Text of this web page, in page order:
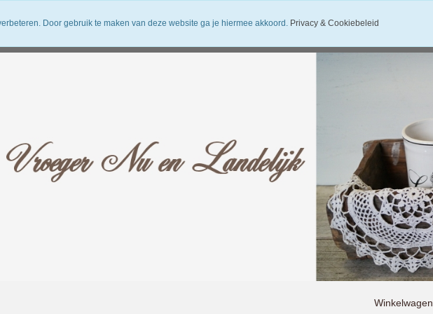
Verzendkosten Vroeger Nu en Landelijk
Winkelwagen
Door gebruik te maken van deze website ga je hiermee akkoord.Privacy & Cookiebeleid